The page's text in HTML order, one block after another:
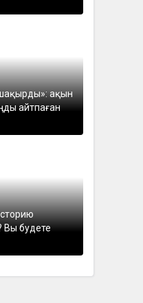
ақын
айтпаған
Вы будете